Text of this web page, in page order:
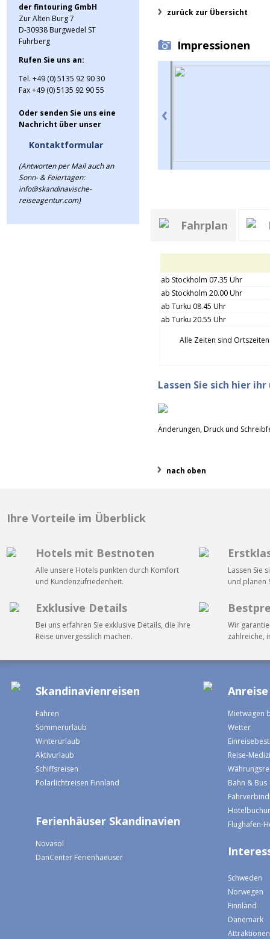
der fintouring GmbH
Zur Alten Burg 7
D-30938 Burgwedel ST
Fuhrberg
Rufen Sie uns an:
Tel. +49 (0) 5135 92 90 30
Fax +49 (0) 5135 92 90 55
Oder senden Sie uns eine
Nachricht über unser
Kontaktformular
(Antworten per Mail auch an
Sonn- & Feiertagen:
info@skandinavische-
reiseagentur.com)
zurück zur Übersicht
Impressionen
Fahrplan
ab Stockholm 07.35 Uhr
ab Stockholm 20.00 Uhr
ab Turku 08.45 Uhr
ab Turku 20.55 Uhr
Alle Zeiten sind
Lassen Sie sich hier
Änderungen, Druck und
nach oben
Ihre Vorteile im Überblick
Hotels mit Bestnoten
Alle unsere Hotels punkten durch Komfort
und Kundenzufriedenheit.
Lassen Sie
und planen
Exklusive Details
Bei uns erfahren Sie exklusive Details, die Ihre
Reise unvergesslich machen.
Wir
zahlreiche,
Skandinavienreisen
Fähren
Sommerurlaub
Winterurlaub
Aktivurlaub
Schiffsreisen
Polarlichtreisen Finnland
Ferienhäuser Skandinavien
Novasol
DanCenter Ferienhaeuser
Mietwagen
Wetter
Reise-
Bahn & Bus
Flughafen-
Schweden
Norwegen
Finnland
Dänemark
Attraktionen